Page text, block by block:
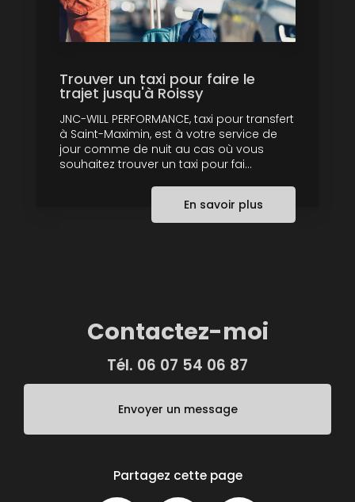
Trouver un taxi pour faire le
trajet jusqu'à Roissy
JNC-WILL PERFORMANCE, taxi pour transfert
à Saint-Maximin, est à votre service de
jour comme de nuit au cas où vous
souhaitez trouver un taxi pour fai...
En savoir plus
Contactez-moi
Tél. 06 07 54 06 87
Envoyer un message
Partagez cette page